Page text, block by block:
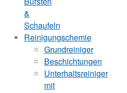
&
Schaufeln
Reinigungschemie
Grundreiniger
Beschichtungen
Unterhaltsreiniger
mit